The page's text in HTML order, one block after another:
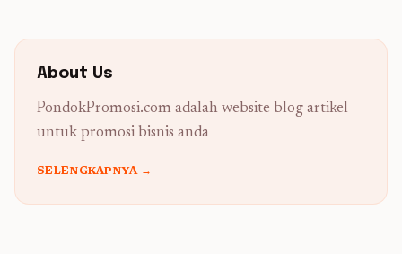
About Us
PondokPromosi.com adalah website blog artikel
untuk promosi bisnis anda
SELENGKAPNYA →